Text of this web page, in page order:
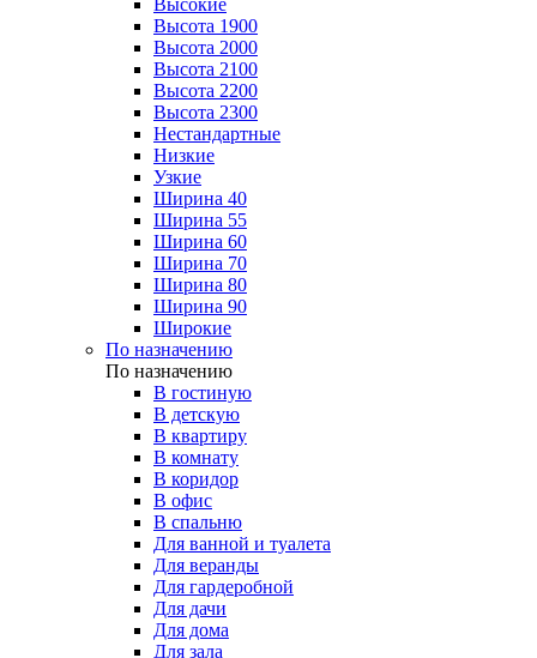
Высокие
Высота 1900
Высота 2000
Высота 2100
Высота 2200
Высота 2300
Нестандартные
Низкие
Узкие
Ширина 40
Ширина 55
Ширина 60
Ширина 70
Ширина 80
Ширина 90
Широкие
По назначению
По назначению
В гостиную
В детскую
В квартиру
В комнату
В коридор
В офис
В спальню
Для ванной и туалета
Для веранды
Для гардеробной
Для дачи
Для дома
Для зала